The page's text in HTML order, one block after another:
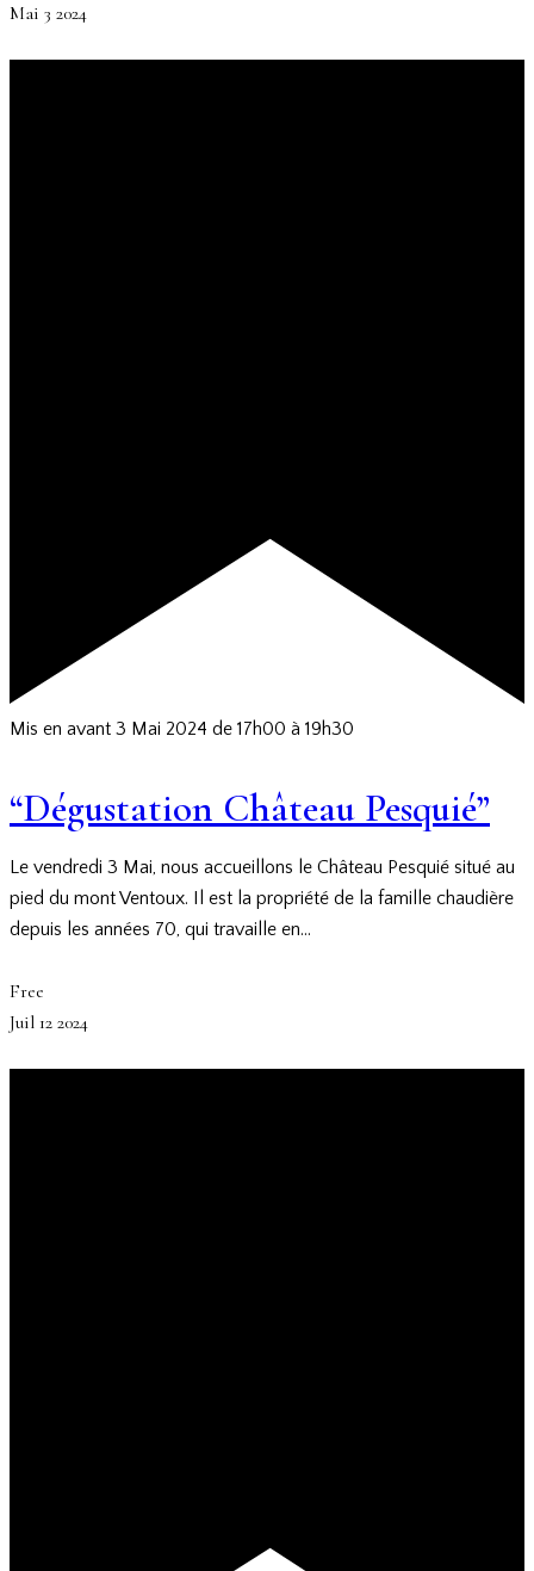
Mai 3 2024
Mis en avant 3 Mai 2024 de 17h00 à 19h30
“Dégustation Château Pesquié”
Le vendredi 3 Mai, nous accueillons le Château Pesquié situé au
pied du mont Ventoux. Il est la propriété de la famille chaudière
depuis les années 70, qui travaille en…
Free
Juil 12 2024